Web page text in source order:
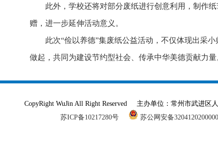
此外，学校还将对部分废纸进行创意利用，制作
赠，进一步延伸活动意义。
此次“俭以养德”集废纸公益活动，不仅体现出采
做起，共同为建设节约型社会、传承中华美德贡献力量
CopyRight WuJin All Right Reserved 主办单位：常州市武进
苏ICP备10217280号
苏公网安备